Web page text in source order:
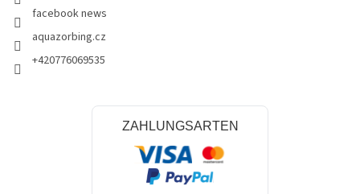
facebook news
aquazorbing.cz
+420776069535
ZAHLUNGSARTEN